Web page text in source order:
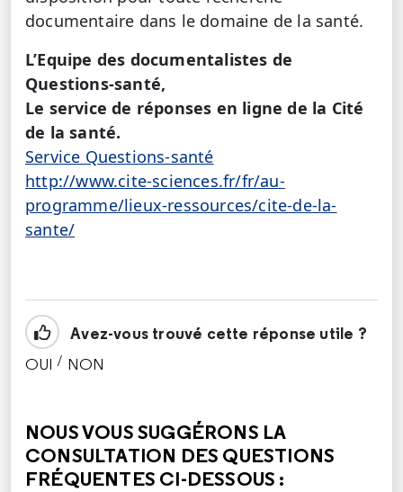
documentaire dans le domaine de la santé.
L’Equipe des documentalistes de
Questions-santé,
Le service de réponses en ligne de la Cité
de la santé.
Service Questions-santé
http://www.cite-sciences.fr/fr/au-
programme/lieux-ressources/cite-de-la-
sante/
Avez-vous trouvé cette réponse utile ?
OUI / NON
NOUS VOUS SUGGÉRONS LA
CONSULTATION DES QUESTIONS
FRÉQUENTES CI-DESSOUS :